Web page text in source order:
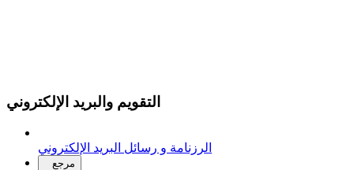
التقويم والبريد الإلكتروني
الرزنامة و رسائل البريد الإلكتروني
مرجع